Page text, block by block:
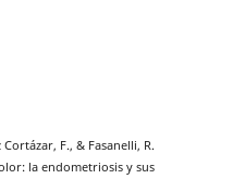
F., & Fasanelli, R.
la endometriosis y sus